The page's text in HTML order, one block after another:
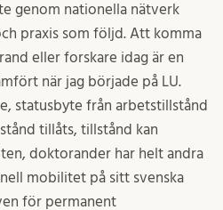
genom nationella nätverk
praxis som följd. Att komma
eller forskare idag är en
när jag började på LU.
statusbyte från arbetstillstånd
tillåts, tillstånd kan
doktorander har helt andra
mobilitet på sitt svenska
för permanent